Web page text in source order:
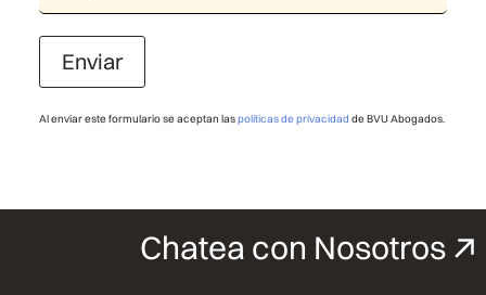
Enviar
Al enviar este formulario se aceptan laspolíticas de privacidad de BVU Abogados.
Chatea con Nosotros